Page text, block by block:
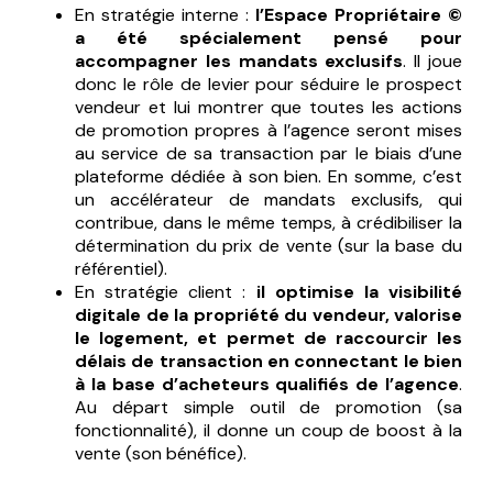
En stratégie interne : l’Espace Propriétaire ©
a été spécialement pensé pour
accompagner les mandats exclusifs. Il joue
donc le rôle de levier pour séduire le prospect
vendeur et lui montrer que toutes les actions
de promotion propres à l’agence seront mises
au service de sa transaction par le biais d’une
plateforme dédiée à son bien. En somme, c’est
un accélérateur de mandats exclusifs, qui
contribue, dans le même temps, à crédibiliser la
détermination du prix de vente (sur la base du
référentiel).
En stratégie client : il optimise la visibilité
digitale de la propriété du vendeur, valorise
le logement, et permet de raccourcir les
délais de transaction en connectant le bien
à la base d’acheteurs qualifiés de l’agence.
Au départ simple outil de promotion (sa
fonctionnalité), il donne un coup de boost à la
vente (son bénéfice).